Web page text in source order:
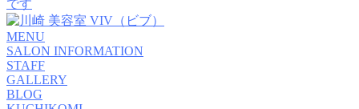
MENU
SALON INFORMATION
STAFF
GALLERY
BLOG